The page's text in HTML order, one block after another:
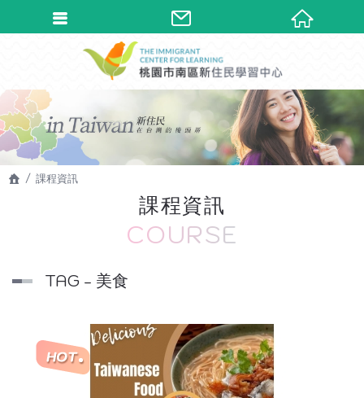
課程資訊
課程資訊
COURSE
TAG - 美食